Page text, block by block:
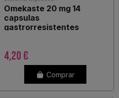
Omekaste 20 mg 14
capsulas
gastrorresistentes
4,20 €
Comprar